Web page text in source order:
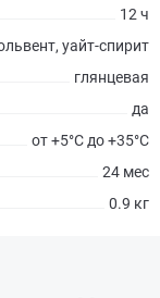
12 ч
уайт-спирит
глянцевая
да
от +5°С до +35°С
24 мес
0.9 кг